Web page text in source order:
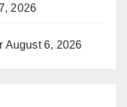
2026
August 6, 2026